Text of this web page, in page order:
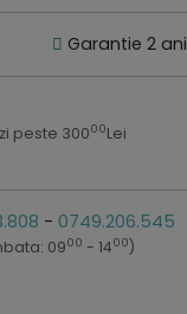
Garantie 2 ani
peste 30000Lei
- 0749.206.545
0900 - 1400)